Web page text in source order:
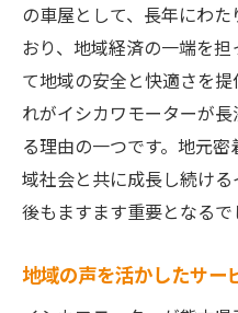
の車屋として、長年にわ
おり、地域経済の一端を
て地域の安全と快適さを
れがイシカワモーターが
る理由の一つです。地元
域社会と共に成長し続け
後もますます重要となるで
地域の声を活かしたサー